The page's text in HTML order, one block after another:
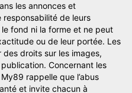
les annonces et
responsabilité de leurs
fond ni la forme et ne peut
ou de leur portée. Les
droits sur les images,
Concernant les
rappelle que l’abus
et invite chacun à